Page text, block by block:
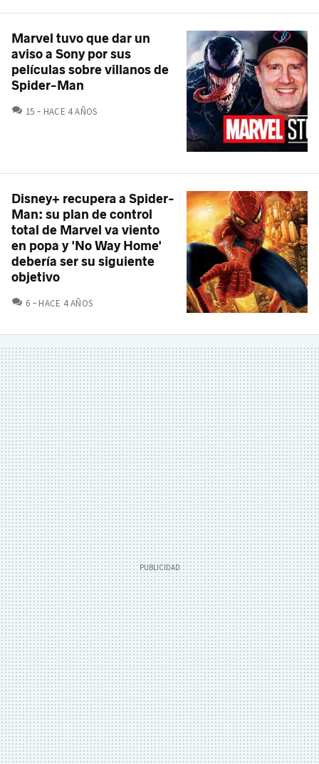
Marvel tuvo que dar un
aviso a Sony por sus
películas sobre villanos de
Spider-Man
15 COMENTARIOS
HACE 4 AÑOS
Disney+ recupera a Spider-
Man: su plan de control
total de Marvel va viento
en popa y 'No Way Home'
debería ser su siguiente
objetivo
6 COMENTARIOS
HACE 4 AÑOS